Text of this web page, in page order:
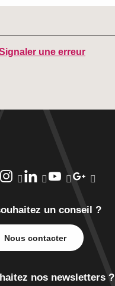
une erreur
un conseil ?
Nous contacter
nos newsletters ?